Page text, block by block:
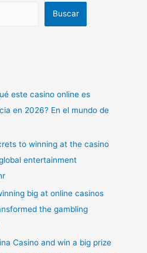
Buscar
este casino online es
en 2026? En el mundo de
to winning at the casino
entertainment
big at online casinos
the gambling
Casino and win a big prize